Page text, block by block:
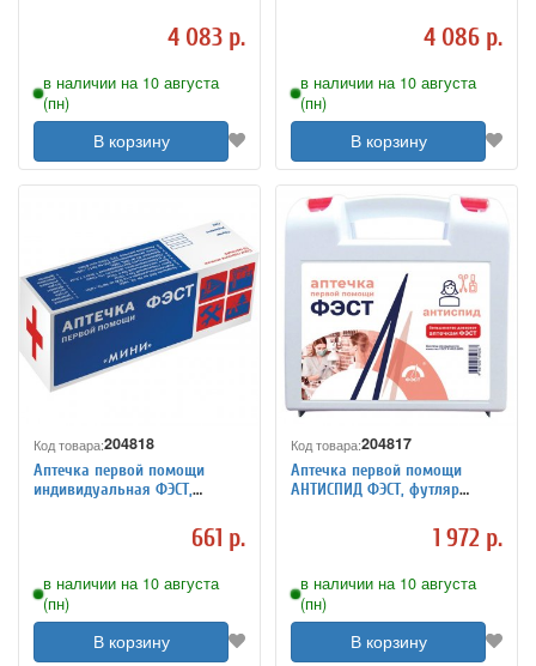
4 083 р.
в наличии на 10 августа
(пн)
В корзину
стекло, 330x280x140 мм4 086 р.
в наличии на 10 августа
(пн)
В корзину
Код товара:204818
Аптечка первой помощи
индивидуальная ФЭСТ,
661 р.
в наличии на 10 августа
(пн)
В корзину
Код товара:204817
Аптечка первой помощи
АНТИСПИД ФЭСТ, футляр
постановлению №59, 11121 972 р.
в наличии на 10 августа
(пн)
В корзину